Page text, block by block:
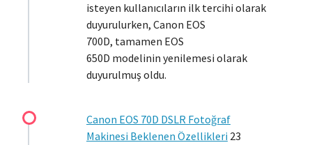
isteyen kullanıcıların ilk tercihi olarak
duyurulurken, Canon EOS
700D, tamamen EOS
650D modelinin yenilemesi olarak
duyurulmuş oldu.
Canon EOS 70D DSLR Fotoğraf
Makinesi Beklenen Özellikleri 23